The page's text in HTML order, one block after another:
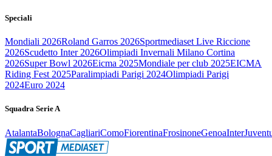
Speciali
Mondiali 2026Roland Garros 2026Sportmediaset Live Riccione
2026Scudetto Inter 2026Olimpiadi Invernali Milano Cortina
2026Super Bowl 2026Eicma 2025Mondiale per club 2025EICMA
Riding Fest 2025Paralimpiadi Parigi 2024Olimpiadi Parigi
2024Euro 2024
Squadra Serie A
AtalantaBolognaCagliariComoFiorentinaFrosinoneGenoaInter